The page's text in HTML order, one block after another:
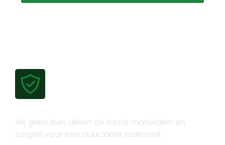
Wij gebruiken alleen de beste materialen en
zorgen voor een duurzame toekomst.